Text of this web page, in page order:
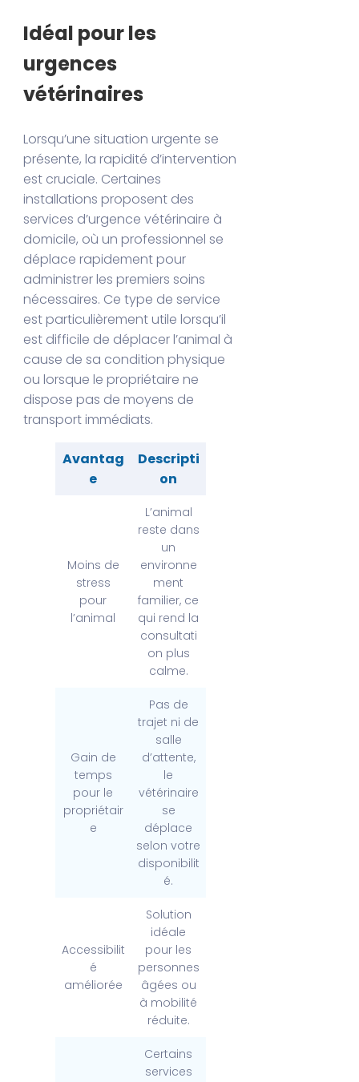
Idéal pour les
urgences
vétérinaires
Lorsqu’une situation urgente se
présente, la rapidité d’intervention
est cruciale. Certaines
installations proposent des
services d’urgence vétérinaire à
domicile, où un professionnel se
déplace rapidement pour
administrer les premiers soins
nécessaires. Ce type de service
est particulièrement utile lorsqu’il
est difficile de déplacer l’animal à
cause de sa condition physique
ou lorsque le propriétaire ne
dispose pas de moyens de
transport immédiats.
Avantag
e
Descripti
on
Moins de
stress
pour
l’animal
L’animal
reste dans
un
environne
ment
familier, ce
qui rend la
consultati
on plus
calme.
Gain de
temps
pour le
propriétair
e
Pas de
trajet ni de
salle
d’attente,
le
vétérinaire
se
déplace
selon votre
disponibilit
é.
Accessibilit
é
améliorée
Solution
idéale
pour les
personnes
âgées ou
à mobilité
réduite.
Certains
services